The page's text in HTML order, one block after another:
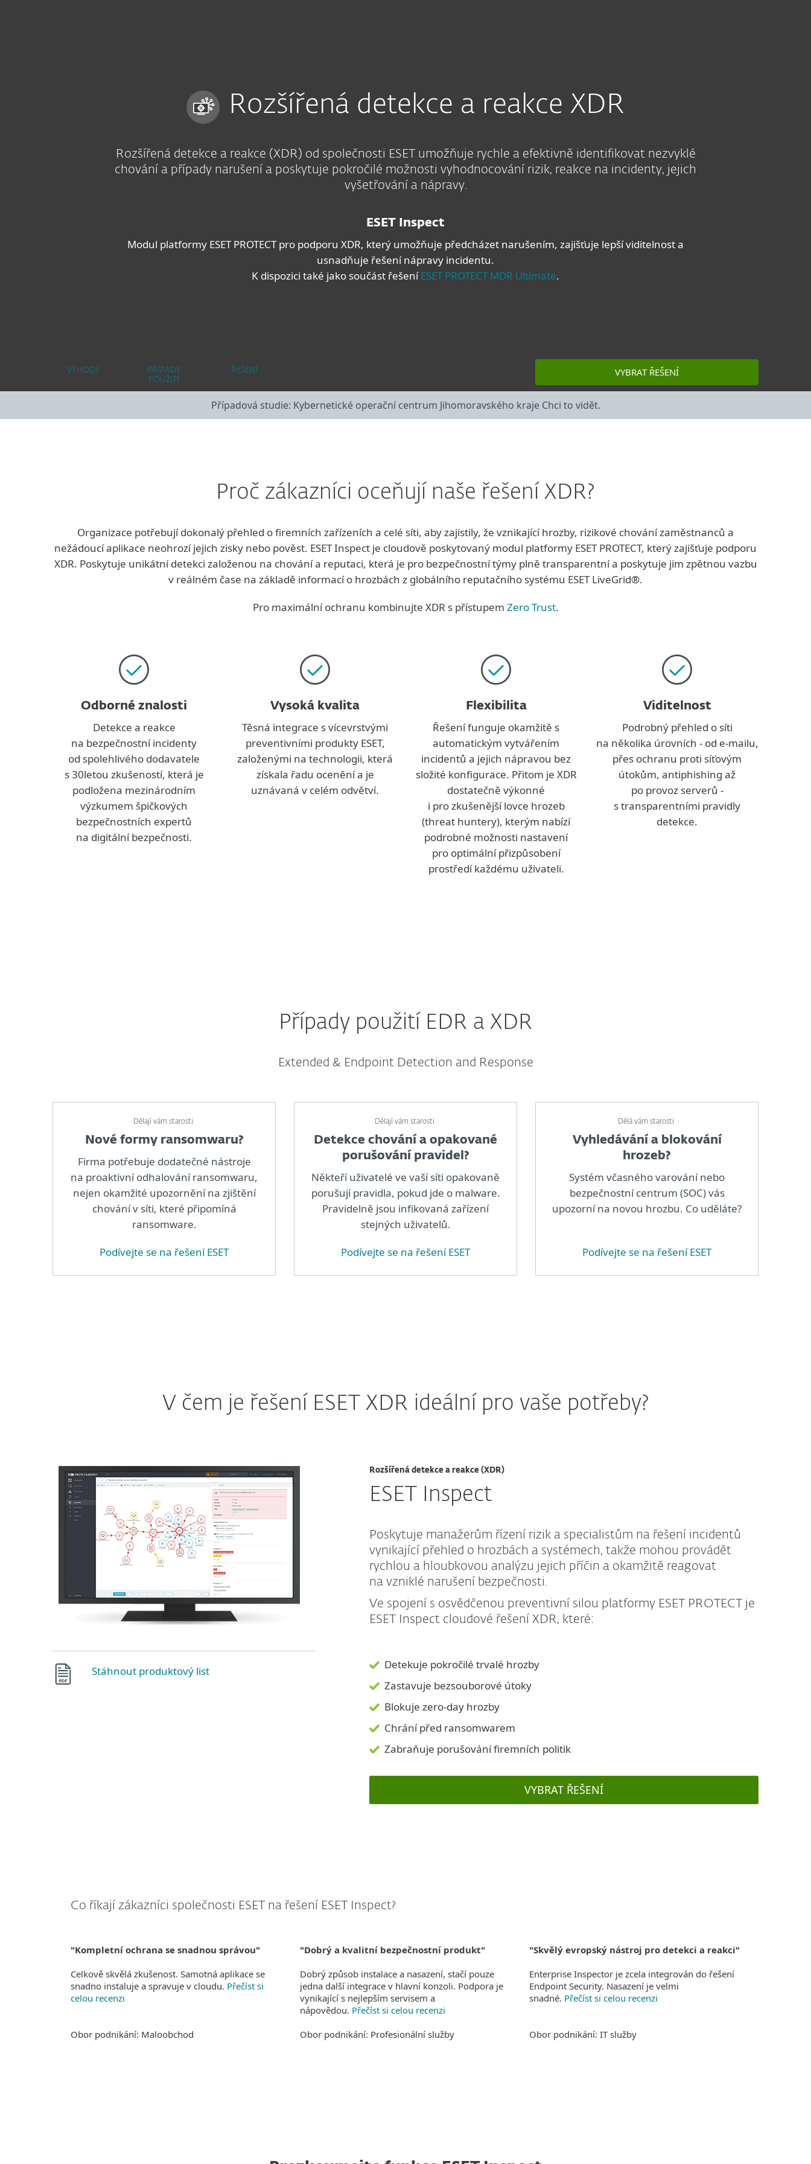
Rozšířená detekce a reakce XDR
Rozšířená detekce a reakce (XDR) od společnosti ESET umožňuje rychle a efektivně identifikovat nezvyklé
chování a případy narušení a poskytuje pokročilé možnosti vyhodnocování rizik, reakce na incidenty, jejich
vyšetřování a nápravy.
ESET Inspect
Modul platformy ESET PROTECT pro podporu XDR, který umožňuje předcházet narušením, zajišťuje lepší viditelnost a
usnadňuje řešení nápravy incidentu.
K dispozici také jako součást řešeníESET PROTECT MDR Ultimate.
VÝHODY
PŘÍPADY
POUŽITÍ
ŘEŠENÍ VYBRAT ŘEŠENÍ
Případová studie: Kybernetické operační centrum Jihomoravského kraje Chci to vidět.
Proč zákazníci oceňují naše řešení XDR?
Organizace potřebují dokonalý přehled o firemních zařízeních a celé síti, aby zajistily, že vznikající hrozby, rizikové chování zaměstnanců a
nežádoucí aplikace neohrozí jejich zisky nebo pověst. ESET Inspect je cloudově poskytovaný modul platformy ESET PROTECT, který zajišťuje podporu
XDR. Poskytuje unikátní detekci založenou na chování a reputaci, která je pro bezpečnostní týmy plně transparentní a poskytuje jim zpětnou vazbu
v reálném čase na základě informací o hrozbách z globálního reputačního systému ESET LiveGrid®.
Pro maximální ochranu kombinujte XDR s přístupem Zero Trust.
Odborné znalosti
Detekce a reakce
na bezpečnostní incidenty
od spolehlivého dodavatele
s 30letou zkušeností, která je
podložena mezinárodním
výzkumem špičkových
bezpečnostních expertů
na digitální bezpečnosti.
Vysoká kvalita
Těsná integrace s vícevrstvými
preventivními produkty ESET,
založenými na technologii, která
získala řadu ocenění a je
uznávaná v celém odvětví.
Flexibilita
Řešení funguje okamžitě s
automatickým vytvářením
incidentů a jejich nápravou bez
složité konfigurace. Přitom je XDR
dostatečně výkonné
i pro zkušenější lovce hrozeb
(threat huntery), kterým nabízí
podrobné možnosti nastavení
pro optimální přizpůsobení
prostředí každému uživateli.
Viditelnost
Podrobný přehled o síti
na několika úrovních - od e-mailu,
přes ochranu proti síťovým
útokům, antiphishing až
po provoz serverů -
s transparentními pravidly
detekce.
Případy použití EDR a XDR
Extended & Endpoint Detection and Response
Dělají vám starosti
Nové formy ransomwaru?
Firma potřebuje dodatečné nástroje
na proaktivní odhalování ransomwaru,
nejen okamžité upozornění na zjištění
chování v síti, které připomíná
ransomware.
Podívejte se na řešení ESET
Dělají vám starosti
Detekce chování a opakované
porušování pravidel?
Někteří uživatelé ve vaší síti opakovaně
porušují pravidla, pokud jde o malware.
Pravidelně jsou infikovaná zařízení
stejných uživatelů.
Podívejte se na řešení ESET
Dělá vám starosti
Vyhledávání a blokování
hrozeb?
Systém včasného varování nebo
bezpečnostní centrum (SOC) vás
upozorní na novou hrozbu. Co uděláte?
Podívejte se na řešení ESET
V čem je řešení ESET XDR ideální pro vaše potřeby?
Stáhnout produktový list
Rozšířená detekce a reakce (XDR)
ESET Inspect
Poskytuje manažerům řízení rizik a specialistům na řešení incidentů
vynikající přehled o hrozbách a systémech, takže mohou provádět
rychlou a hloubkovou analýzu jejich příčin a okamžitě reagovat
na vzniklé narušení bezpečnosti.
Ve spojení s osvědčenou preventivní silou platformy ESET PROTECT je
ESET Inspect cloudové řešení XDR, které:
Detekuje pokročilé trvalé hrozby
Zastavuje bezsouborové útoky
Blokuje zero-day hrozby
Chrání před ransomwarem
Zabraňuje porušování firemních politik
VYBRAT ŘEŠENÍ
Co říkají zákazníci společnosti ESET na řešení ESET Inspect?
"Kompletní ochrana se snadnou správou"
Celkově skvělá zkušenost. Samotná aplikace se
snadno instaluje a spravuje v cloudu. Přečíst si
celou recenzi
Obor podnikání: Maloobchod
"Dobrý a kvalitní bezpečnostní produkt"
Dobrý způsob instalace a nasazení, stačí pouze
jedna další integrace v hlavní konzoli. Podpora je
vynikající s nejlepším servisem a
nápovědou. Přečíst si celou recenzi
Obor podnikání: Profesionální služby
"Skvělý evropský nástroj pro detekci a reakci"
Enterprise Inspector je zcela integrován do řešení
Endpoint Security. Nasazení je velmi
snadné. Přečíst si celou recenzi
Obor podnikání: IT služby